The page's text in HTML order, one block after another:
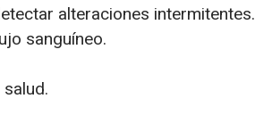
alteraciones intermitentes.
sanguíneo.